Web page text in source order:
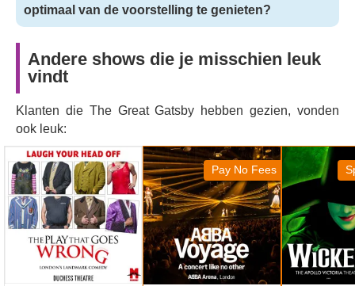
optimaal van de voorstelling te genieten?
Andere shows die je misschien leuk
vindt
Klanten die The Great Gatsby hebben gezien, vonden
ook leuk:
The Play That Goes
Wrong
Pay No Fees
ABBA Voyage Wicked